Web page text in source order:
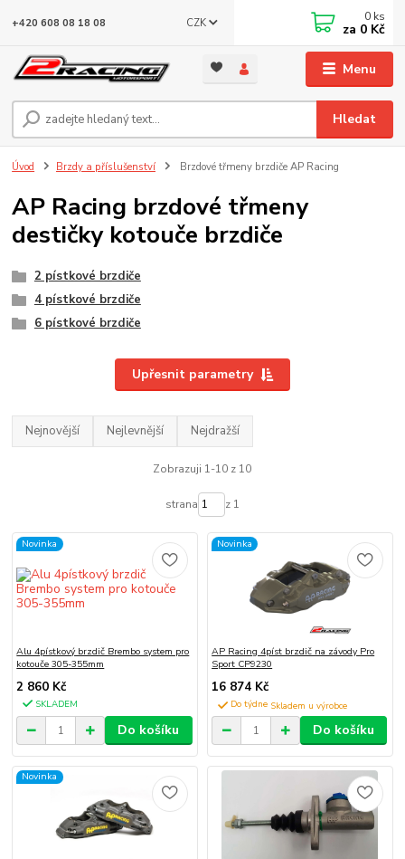
Menu
CZK
Hledat
+420 608 08 18 08 0 ks
za 0 Kč
Úvod Brzdy a příslušenství Brzdové třmeny brzdiče AP Racing
AP Racing brzdové třmeny
destičky kotouče brzdiče
2 pístkové brzdiče
4 pístkové brzdiče
6 pístkové brzdiče
Upřesnit parametry
Nejnovější Nejlevnější Nejdražší
Zobrazuji 1-10 z 10
strana z 1
Novinka
Alu 4pístkový brzdič Brembo system pro
kotouče 305-355mm
2 860 Kč
SKLADEM
Do košíku
Novinka
AP Racing 4píst brzdič na závody Pro
Sport CP9230
16 874 Kč
Do týdne
Do košíku
Novinka